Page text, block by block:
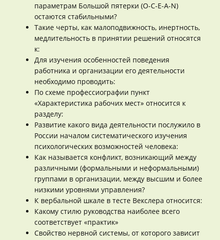
параметрам Большой пятерки (O-C-E-A-N)
остаются стабильными?
Такие черты, как малоподвижность, инертность,
медлительность в принятии решений относятся
к:
Для изучения особенностей поведения
работника и организации его деятельности
необходимо проводить:
По схеме профессиографии пункт
«Характеристика рабочих мест» относится к
разделу:
Развитие какого вида деятельности послужило в
России началом систематического изучения
психологических возможностей человека:
Как называется конфликт, возникающий между
различными (формальными и неформальными)
группами в организации, между высшим и более
низкими уровнями управления?
К вербальной шкале в тесте Векслера относится:
Какому стилю руководства наиболее всего
соответствует «практик»
Свойство нервной системы, от которого зависит